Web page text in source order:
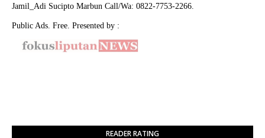
Jamil_Adi Sucipto Marbun Call/Wa: 0822-7753-2266.
Public Ads. Free. Presented by :
READER RATING